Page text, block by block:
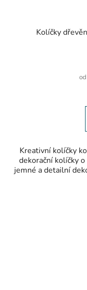
Kolíčky
Kreativní kolíčky
dekorační kolíčky
jemné a detailní